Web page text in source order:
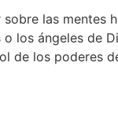
las mentes
o los ángeles de
de los poderes